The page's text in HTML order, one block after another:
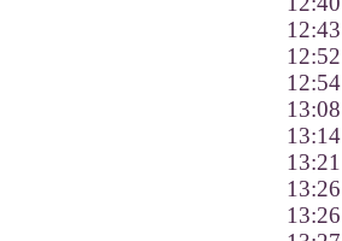
12:43
12:52
12:54
13:08
13:14
13:21
13:26
13:26